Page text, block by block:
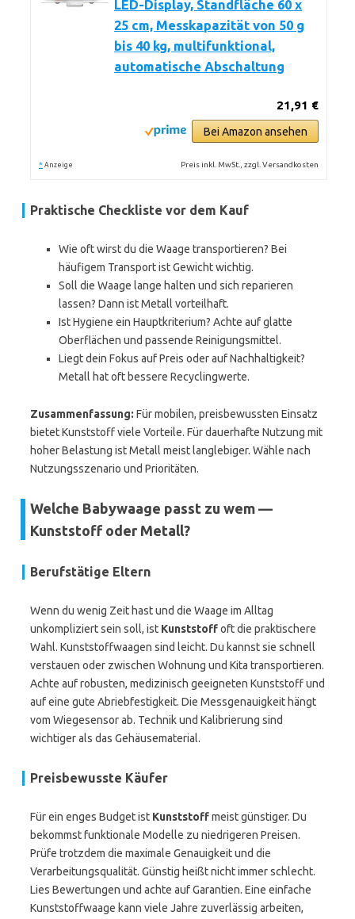
LED-Display, Standfläche 60 x
25 cm, Messkapazität von 50 g
bis 40 kg, multifunktional,
automatische Abschaltung
21,91 €
Bei Amazon ansehen
* Anzeige Preis inkl. MwSt., zzgl. Versandkosten
Praktische Checkliste vor dem Kauf
Wie oft wirst du die Waage transportieren? Bei
häufigem Transport ist Gewicht wichtig.
Soll die Waage lange halten und sich reparieren
lassen? Dann ist Metall vorteilhaft.
Ist Hygiene ein Hauptkriterium? Achte auf glatte
Oberflächen und passende Reinigungsmittel.
Liegt dein Fokus auf Preis oder auf Nachhaltigkeit?
Metall hat oft bessere Recyclingwerte.
Zusammenfassung: Für mobilen, preisbewussten Einsatz
bietet Kunststoff viele Vorteile. Für dauerhafte Nutzung mit
hoher Belastung ist Metall meist langlebiger. Wähle nach
Nutzungsszenario und Prioritäten.
Welche Babywaage passt zu wem —
Kunststoff oder Metall?
Berufstätige Eltern
Wenn du wenig Zeit hast und die Waage im Alltag
unkompliziert sein soll, ist Kunststoffoft die praktischere
Wahl. Kunststoffwaagen sind leicht. Du kannst sie schnell
verstauen oder zwischen Wohnung und Kita transportieren.
Achte auf robusten, medizinisch geeigneten Kunststoff und
auf eine gute Abriebfestigkeit. Die Messgenauigkeit hängt
vom Wiegesensor ab. Technik und Kalibrierung sind
wichtiger als das Gehäusematerial.
Preisbewusste Käufer
Für ein enges Budget ist Kunststoffmeist günstiger. Du
bekommst funktionale Modelle zu niedrigeren Preisen.
Prüfe trotzdem die maximale Genauigkeit und die
Verarbeitungsqualität. Günstig heißt nicht immer schlecht.
Lies Bewertungen und achte auf Garantien. Eine einfache
Kunststoffwaage kann viele Jahre zuverlässig arbeiten,